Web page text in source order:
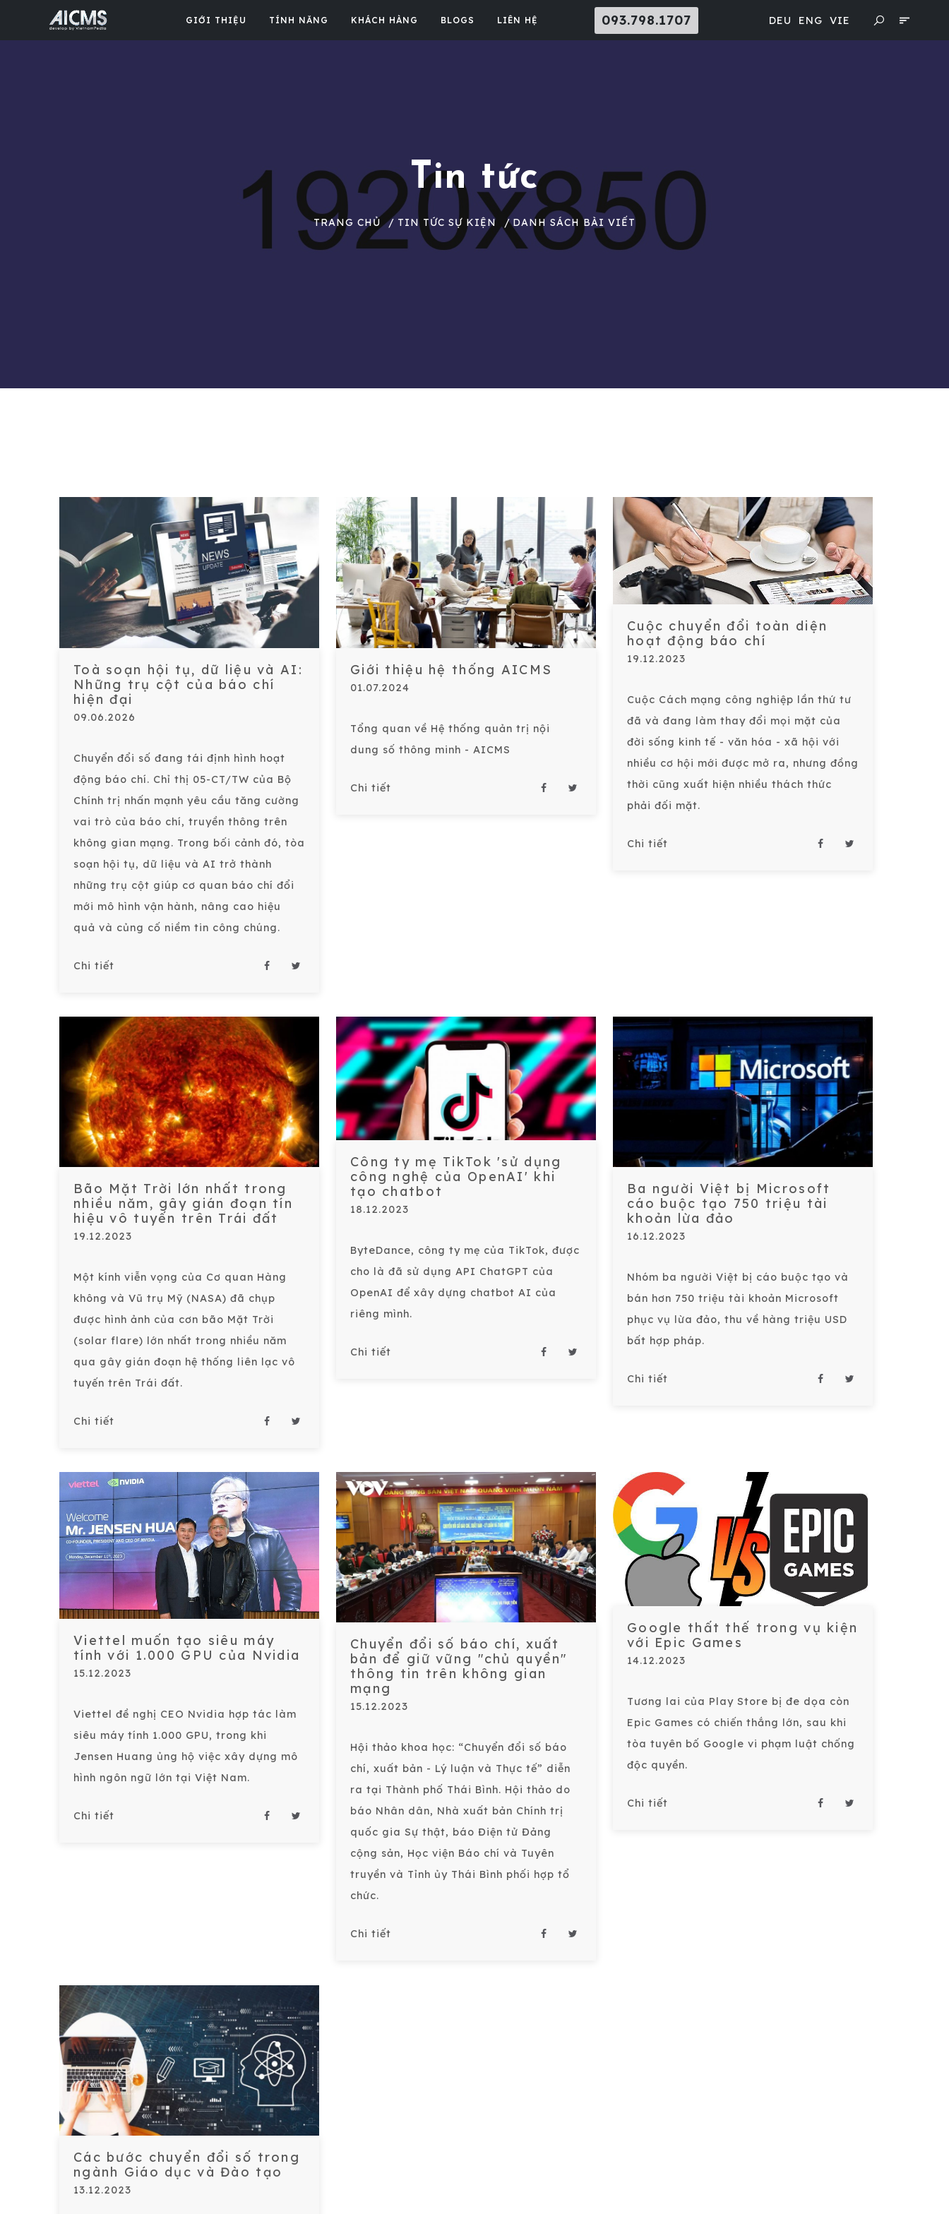
GIỚI THIỆU TÍNH NĂNG KHÁCH HÀNG BLOGS LIÊN HỆ 093.798.1707 DEU ENG VIE
Tin tức
TRANG CHỦ TIN TỨC SỰ KIỆN DANH SÁCH BÀI VIẾT
Toà soạn hội tụ, dữ liệu và AI:
Những trụ cột của báo chí
hiện đại
09.06.2026
Chuyển đổi số đang tái định hình hoạt
động báo chí. Chỉ thị 05-CT/TW của Bộ
Chính trị nhấn mạnh yêu cầu tăng cường
vai trò của báo chí, truyền thông trên
không gian mạng. Trong bối cảnh đó, tòa
soạn hội tụ, dữ liệu và AI trở thành
những trụ cột giúp cơ quan báo chí đổi
mới mô hình vận hành, nâng cao hiệu
quả và củng cố niềm tin công chúng.
Chi tiết
Giới thiệu hệ thống AICMS
01.07.2024
Tổng quan về Hệ thống quản trị nội
dung số thông minh - AICMS
Chi tiết
Cuộc chuyển đổi toàn diện
hoạt động báo chí
19.12.2023
Cuộc Cách mạng công nghiệp lần thứ tư
đã và đang làm thay đổi mọi mặt của
đời sống kinh tế - văn hóa - xã hội với
nhiều cơ hội mới được mở ra, nhưng đồng
thời cũng xuất hiện nhiều thách thức
phải đối mặt.
Chi tiết
Bão Mặt Trời lớn nhất trong
nhiều năm, gây gián đoạn tín
hiệu vô tuyến trên Trái đất
19.12.2023
Một kính viễn vọng của Cơ quan Hàng
không và Vũ trụ Mỹ (NASA) đã chụp
được hình ảnh của cơn bão Mặt Trời
(solar flare) lớn nhất trong nhiều năm
qua gây gián đoạn hệ thống liên lạc vô
tuyến trên Trái đất.
Chi tiết
Công ty mẹ TikTok 'sử dụng
công nghệ của OpenAI' khi
tạo chatbot
18.12.2023
ByteDance, công ty mẹ của TikTok, được
cho là đã sử dụng API ChatGPT của
OpenAI để xây dựng chatbot AI của
riêng mình.
Chi tiết
Ba người Việt bị Microsoft
cáo buộc tạo 750 triệu tài
khoản lừa đảo
16.12.2023
Nhóm ba người Việt bị cáo buộc tạo và
bán hơn 750 triệu tài khoản Microsoft
phục vụ lừa đảo, thu về hàng triệu USD
bất hợp pháp.
Chi tiết
Viettel muốn tạo siêu máy
tính với 1.000 GPU của Nvidia
15.12.2023
Viettel đề nghị CEO Nvidia hợp tác làm
siêu máy tính 1.000 GPU, trong khi
Jensen Huang ủng hộ việc xây dựng mô
hình ngôn ngữ lớn tại Việt Nam.
Chi tiết
Chuyển đổi số báo chí, xuất
bản để giữ vững "chủ quyền"
thông tin trên không gian
mạng
15.12.2023
Hội thảo khoa học: “Chuyển đổi số báo
chí, xuất bản - Lý luận và Thực tế” diễn
ra tại Thành phố Thái Bình. Hội thảo do
báo Nhân dân, Nhà xuất bản Chính trị
quốc gia Sự thật, báo Điện tử Đảng
cộng sản, Học viện Báo chí và Tuyên
truyền và Tỉnh ủy Thái Bình phối hợp tổ
chức.
Chi tiết
Google thất thế trong vụ kiện
với Epic Games
14.12.2023
Tương lai của Play Store bị đe dọa còn
Epic Games có chiến thắng lớn, sau khi
tòa tuyên bố Google vi phạm luật chống
độc quyền.
Chi tiết
Các bước chuyển đổi số trong
ngành Giáo dục và Đào tạo
13.12.2023